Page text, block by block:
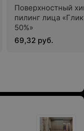
Поверхностный
пилинг лица
50%»
69,32 руб.